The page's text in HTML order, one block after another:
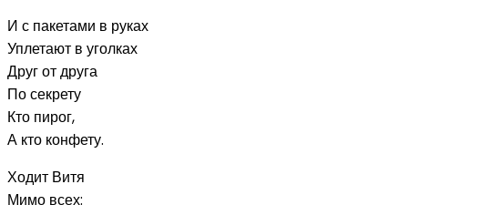
И с пакетами в руках
Уплетают в уголках
Друг от друга
По секрету
Кто пирог,
А кто конфету.
Ходит Витя
Мимо всех: